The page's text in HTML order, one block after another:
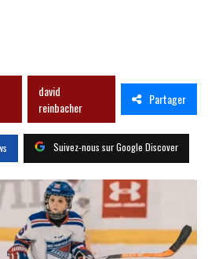
david
reinbacher
Partager
Suivez-nous sur Google Discover